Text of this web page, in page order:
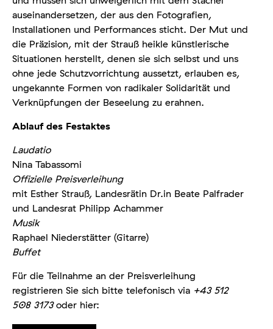
auseinandersetzen, der aus den Fotografien,
Installationen und Performances sticht. Der Mut und
die Präzision, mit der Strauß heikle künstlerische
Situationen herstellt, denen sie sich selbst und uns
ohne jede Schutzvorrichtung aussetzt, erlauben es,
ungekannte Formen von radikaler Solidarität und
Verknüpfungen der Beseelung zu erahnen.
Ablauf des Festaktes
Laudatio
Nina Tabassomi
Offizielle Preisverleihung
mit Esther Strauß, Landesrätin Dr.in Beate Palfrader
und Landesrat Philipp Achammer
Musik
Raphael Niederstätter (Gitarre)
Buffet
Für die Teilnahme an der Preisverleihung
registrieren Sie sich bitte telefonisch via +43 512
508 3173oder hier: